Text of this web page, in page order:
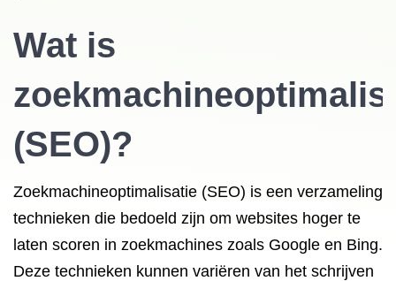
Wat is
(SEO)?
Zoekmachineoptimalisatie (SEO) is een verzameling
technieken die bedoeld zijn om websites hoger te
laten scoren in zoekmachines zoals Google en Bing.
Deze technieken kunnen variëren van het schrijven